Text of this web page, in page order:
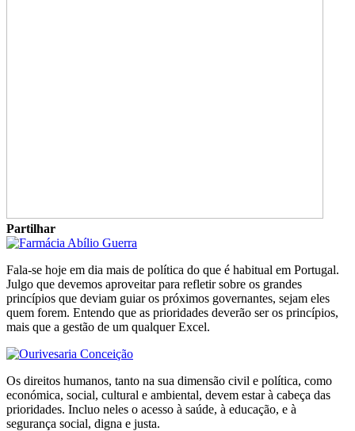
Partilhar
Fala-se hoje em dia mais de política do que é habitual em Portugal.
Julgo que devemos aproveitar para refletir sobre os grandes
princípios que deviam guiar os próximos governantes, sejam eles
quem forem. Entendo que as prioridades deverão ser os princípios,
mais que a gestão de um qualquer Excel.
Os direitos humanos, tanto na sua dimensão civil e política, como
económica, social, cultural e ambiental, devem estar à cabeça das
prioridades. Incluo neles o acesso à saúde, à educação, e à
segurança social, digna e justa.